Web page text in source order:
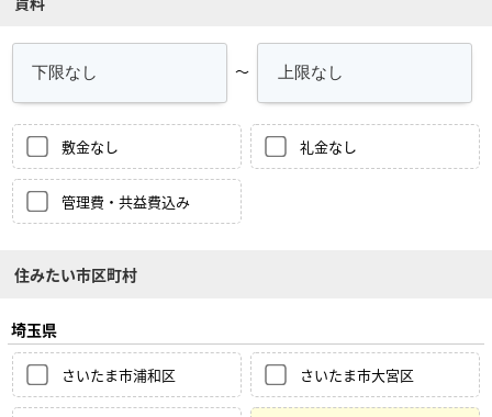
～
敷金なし 礼金なし
管理費・共益費込み
住みたい市区町村
埼玉県
さいたま市浦和区 さいたま市大宮区